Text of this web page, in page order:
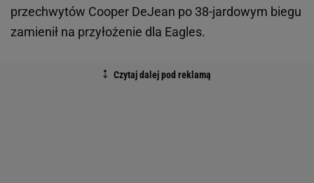
przechwytów Cooper DeJean po 38-jardowym biegu
zamienił na przyłożenie dla Eagles.